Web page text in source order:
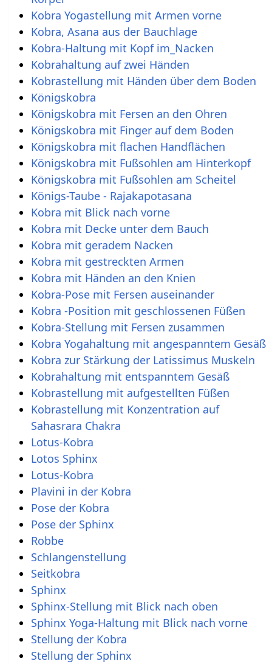
Kobra Yogastellung mit Armen vorne
Kobra, Asana aus der Bauchlage
Kobra-Haltung mit Kopf im_Nacken
Kobrahaltung auf zwei Händen
Kobrastellung mit Händen über dem Boden
Königskobra
Königskobra mit Fersen an den Ohren
Königskobra mit Finger auf dem Boden
Königskobra mit flachen Handflächen
Königskobra mit Fußsohlen am Hinterkopf
Königskobra mit Fußsohlen am Scheitel
Königs-Taube - Rajakapotasana
Kobra mit Blick nach vorne
Kobra mit Decke unter dem Bauch
Kobra mit geradem Nacken
Kobra mit gestreckten Armen
Kobra mit Händen an den Knien
Kobra-Pose mit Fersen auseinander
Kobra -Position mit geschlossenen Füßen
Kobra-Stellung mit Fersen zusammen
Kobra Yogahaltung mit angespanntem Gesäß
Kobra zur Stärkung der Latissimus Muskeln
Kobrahaltung mit entspanntem Gesäß
Kobrastellung mit aufgestellten Füßen
Kobrastellung mit Konzentration auf
Sahasrara Chakra
Lotus-Kobra
Lotos Sphinx
Lotus-Kobra
Plavini in der Kobra
Pose der Kobra
Pose der Sphinx
Robbe
Schlangenstellung
Seitkobra
Sphinx
Sphinx-Stellung mit Blick nach oben
Sphinx Yoga-Haltung mit Blick nach vorne
Stellung der Kobra
Stellung der Sphinx